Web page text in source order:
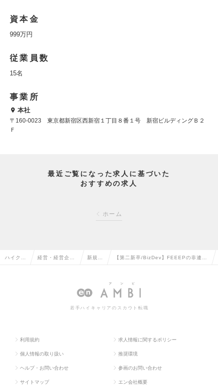
資本金
999万円
従業員数
15名
事業所
本社
〒160-0023 東京都新宿区西新宿１丁目８番１号 新宿ビルディングＢ２
Ｆ
最近ご覧になった求人に基づいた
おすすめの求人
ホーム
ハイクラ 経営・経営企 新規事
職
【第二新卒/BizDev】FEEEPの非連続
求人情報
若手ハイキャリアのスカウト転職
利用規約 求人情報に関するポリシー
個人情報の取り扱い 推奨環境
ヘルプ・お問い合わせ 参画のお問い合わせ
サイトマップ エン会社概要